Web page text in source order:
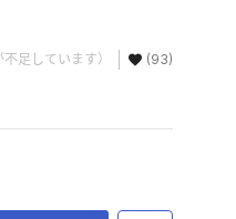
不足しています） (93)